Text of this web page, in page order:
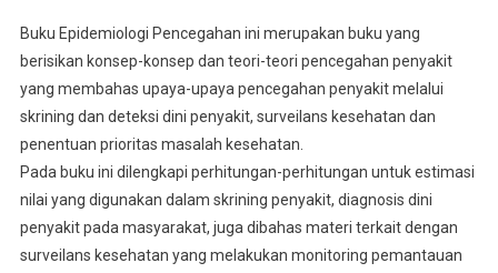
Buku Epidemiologi Pencegahan ini merupakan buku yang
berisikan konsep-konsep dan teori-teori pencegahan penyakit
yang membahas upaya-upaya pencegahan penyakit melalui
skrining dan deteksi dini penyakit, surveilans kesehatan dan
penentuan prioritas masalah kesehatan.
Pada buku ini dilengkapi perhitungan-perhitungan untuk estimasi
nilai yang digunakan dalam skrining penyakit, diagnosis dini
penyakit pada masyarakat, juga dibahas materi terkait dengan
surveilans kesehatan yang melakukan monitoring pemantauan